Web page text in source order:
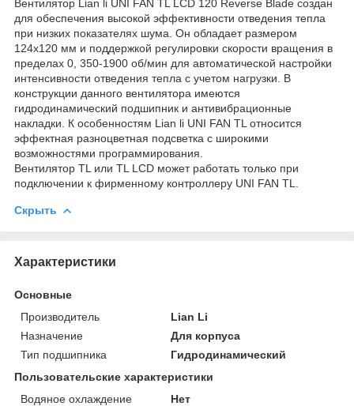
Вентилятор Lian li UNI FAN TL LCD 120 Reverse Blade создан
для обеспечения высокой эффективности отведения тепла
при низких показателях шума. Он обладает размером
124x120 мм и поддержкой регулировки скорости вращения в
пределах 0, 350-1900 об/мин для автоматической настройки
интенсивности отведения тепла с учетом нагрузки. В
конструкции данного вентилятора имеются
гидродинамический подшипник и антивибрационные
накладки. К особенностям Lian li UNI FAN TL относится
эффектная разноцветная подсветка с широкими
возможностями программирования.
Вентилятор TL или TL LCD может работать только при
подключении к фирменному контроллеру UNI FAN TL.
Скрыть
Характеристики
Основные
Производитель
Lian Li
Назначение
Для корпуса
Тип подшипника
Гидродинамический
Пользовательские характеристики
Водяное охлаждение
Нет